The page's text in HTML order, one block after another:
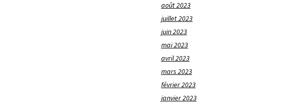
août 2023
juillet 2023
juin 2023
mai 2023
avril 2023
mars 2023
février 2023
janvier 2023